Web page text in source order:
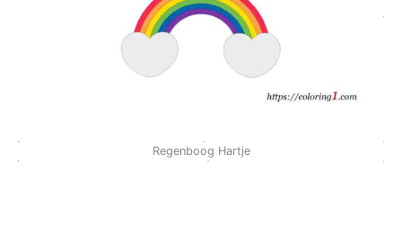
Regenboog Hartje